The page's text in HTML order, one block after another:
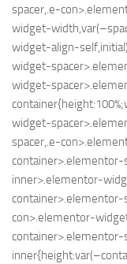
spacer,.e-
widget-
widget-align-
widget-
widget-
widget-
spacer,.e-
container>.elementor-
inner>.elementor-
con>.elementor-